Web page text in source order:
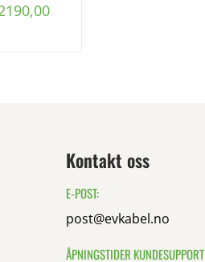
Kontakt oss
E-POST:
post@evkabel.no
ÅPNINGSTIDER KUNDESUPPORT